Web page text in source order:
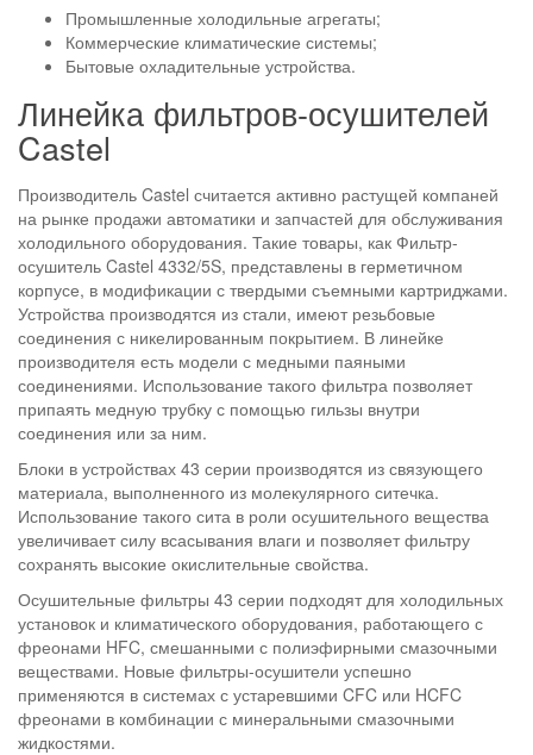
Промышленные холодильные агрегаты;
Коммерческие климатические системы;
Бытовые охладительные устройства.
Линейка фильтров-осушителей
Castel
Производитель Castel считается активно растущей компаней
на рынке продажи автоматики и запчастей для обслуживания
холодильного оборудования. Такие товары, как Фильтр-
осушитель Castel 4332/5S, представлены в герметичном
корпусе, в модификации с твердыми съемными картриджами.
Устройства производятся из стали, имеют резьбовые
соединения с никелированным покрытием. В линейке
производителя есть модели с медными паяными
соединениями. Использование такого фильтра позволяет
припаять медную трубку с помощью гильзы внутри
соединения или за ним.
Блоки в устройствах 43 серии производятся из связующего
материала, выполненного из молекулярного ситечка.
Использование такого сита в роли осушительного вещества
увеличивает силу всасывания влаги и позволяет фильтру
сохранять высокие окислительные свойства.
Осушительные фильтры 43 серии подходят для холодильных
установок и климатического оборудования, работающего с
фреонами HFC, смешанными с полиэфирными смазочными
веществами. Новые фильтры-осушители успешно
применяются в системах с устаревшими CFC или HCFC
фреонами в комбинации с минеральными смазочными
жидкостями.